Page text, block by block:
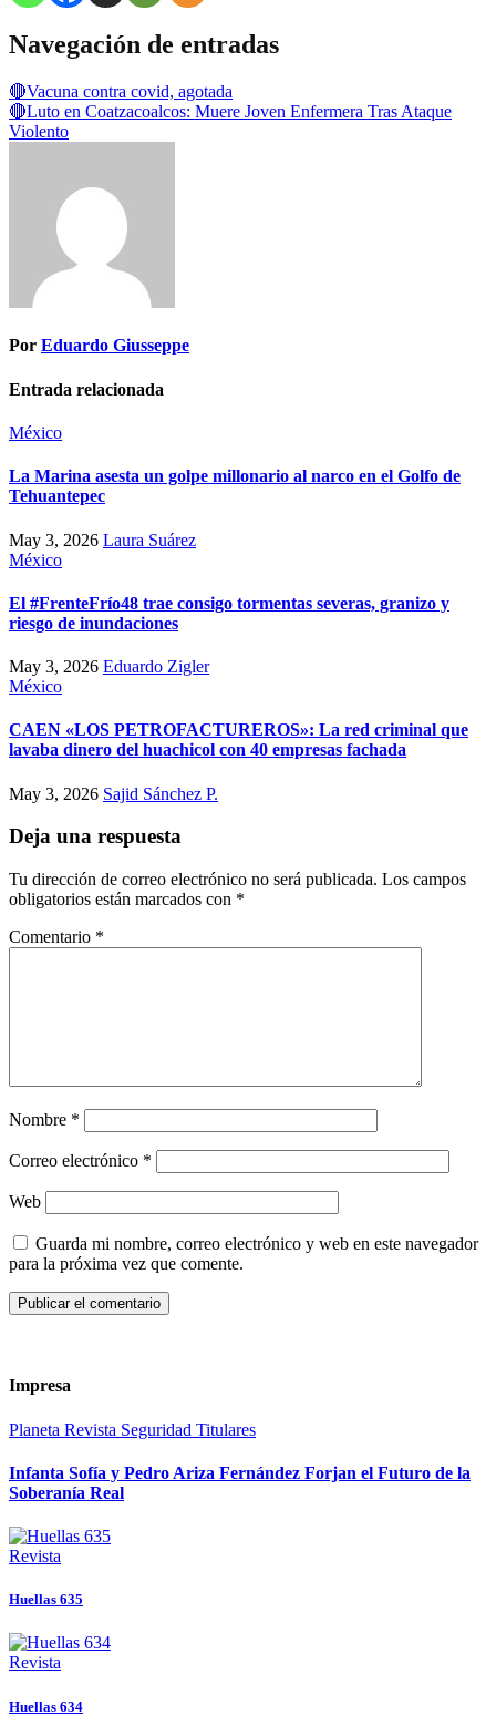
Navegación de entradas
🔴Vacuna contra covid, agotada
🔴Luto en Coatzacoalcos: Muere Joven Enfermera Tras Ataque
Violento
Por Eduardo Giusseppe
Entrada relacionada
México
La Marina asesta un golpe millonario al narco en el Golfo de
Tehuantepec
May 3, 2026 Laura Suárez
México
El #FrenteFrío48 trae consigo tormentas severas, granizo y
riesgo de inundaciones
May 3, 2026 Eduardo Zigler
México
CAEN «LOS PETROFACTUREROS»: La red criminal que
lavaba dinero del huachicol con 40 empresas fachada
May 3, 2026 Sajid Sánchez P.
Deja una respuesta
Tu dirección de correo electrónico no será publicada. Los campos
obligatorios están marcados con *
Comentario *
Nombre *
Correo electrónico *
Web
Guarda mi nombre, correo electrónico y web en este navegador
para la próxima vez que comente.
Impresa
Planeta Revista Seguridad Titulares
Infanta Sofía y Pedro Ariza Fernández Forjan el Futuro de la
Soberanía Real
Revista
Huellas 635
Revista
Huellas 634